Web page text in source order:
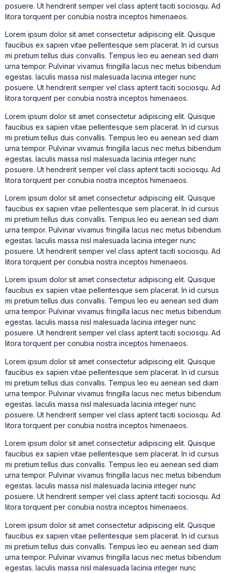
posuere. Ut hendrerit semper vel class aptent taciti sociosqu. Ad
litora torquent per conubia nostra inceptos himenaeos.
Lorem ipsum dolor sit amet consectetur adipiscing elit. Quisque
faucibus ex sapien vitae pellentesque sem placerat. In id cursus
mi pretium tellus duis convallis. Tempus leo eu aenean sed diam
urna tempor. Pulvinar vivamus fringilla lacus nec metus bibendum
egestas. Iaculis massa nisl malesuada lacinia integer nunc
posuere. Ut hendrerit semper vel class aptent taciti sociosqu. Ad
litora torquent per conubia nostra inceptos himenaeos.
Lorem ipsum dolor sit amet consectetur adipiscing elit. Quisque
faucibus ex sapien vitae pellentesque sem placerat. In id cursus
mi pretium tellus duis convallis. Tempus leo eu aenean sed diam
urna tempor. Pulvinar vivamus fringilla lacus nec metus bibendum
egestas. Iaculis massa nisl malesuada lacinia integer nunc
posuere. Ut hendrerit semper vel class aptent taciti sociosqu. Ad
litora torquent per conubia nostra inceptos himenaeos.
Lorem ipsum dolor sit amet consectetur adipiscing elit. Quisque
faucibus ex sapien vitae pellentesque sem placerat. In id cursus
mi pretium tellus duis convallis. Tempus leo eu aenean sed diam
urna tempor. Pulvinar vivamus fringilla lacus nec metus bibendum
egestas. Iaculis massa nisl malesuada lacinia integer nunc
posuere. Ut hendrerit semper vel class aptent taciti sociosqu. Ad
litora torquent per conubia nostra inceptos himenaeos.
Lorem ipsum dolor sit amet consectetur adipiscing elit. Quisque
faucibus ex sapien vitae pellentesque sem placerat. In id cursus
mi pretium tellus duis convallis. Tempus leo eu aenean sed diam
urna tempor. Pulvinar vivamus fringilla lacus nec metus bibendum
egestas. Iaculis massa nisl malesuada lacinia integer nunc
posuere. Ut hendrerit semper vel class aptent taciti sociosqu. Ad
litora torquent per conubia nostra inceptos himenaeos.
Lorem ipsum dolor sit amet consectetur adipiscing elit. Quisque
faucibus ex sapien vitae pellentesque sem placerat. In id cursus
mi pretium tellus duis convallis. Tempus leo eu aenean sed diam
urna tempor. Pulvinar vivamus fringilla lacus nec metus bibendum
egestas. Iaculis massa nisl malesuada lacinia integer nunc
posuere. Ut hendrerit semper vel class aptent taciti sociosqu. Ad
litora torquent per conubia nostra inceptos himenaeos.
Lorem ipsum dolor sit amet consectetur adipiscing elit. Quisque
faucibus ex sapien vitae pellentesque sem placerat. In id cursus
mi pretium tellus duis convallis. Tempus leo eu aenean sed diam
urna tempor. Pulvinar vivamus fringilla lacus nec metus bibendum
egestas. Iaculis massa nisl malesuada lacinia integer nunc
posuere. Ut hendrerit semper vel class aptent taciti sociosqu. Ad
litora torquent per conubia nostra inceptos himenaeos.
Lorem ipsum dolor sit amet consectetur adipiscing elit. Quisque
faucibus ex sapien vitae pellentesque sem placerat. In id cursus
mi pretium tellus duis convallis. Tempus leo eu aenean sed diam
urna tempor. Pulvinar vivamus fringilla lacus nec metus bibendum
egestas. Iaculis massa nisl malesuada lacinia integer nunc